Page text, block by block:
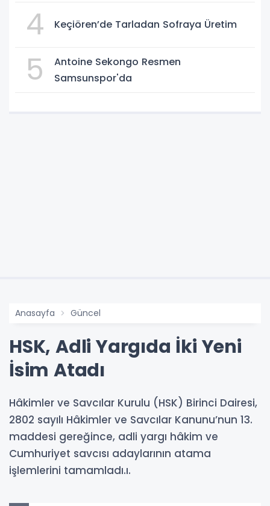
4 Keçiören’de Tarladan Sofraya Üretim
5
Antoine Sekongo Resmen
Samsunspor'da
Anasayfa Güncel
HSK, Adli Yargıda İki Yeni
İsim Atadı
Hâkimler ve Savcılar Kurulu (HSK) Birinci Dairesi,
2802 sayılı Hâkimler ve Savcılar Kanunu’nun 13.
maddesi gereğince, adli yargı hâkim ve
Cumhuriyet savcısı adaylarının atama
işlemlerini tamamladı.ı.